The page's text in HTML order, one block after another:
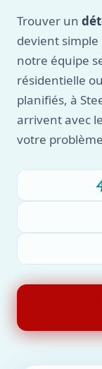
Trouver un
devient simple
notre équipe
résidentielle
planifiés, à
arrivent avec
votre